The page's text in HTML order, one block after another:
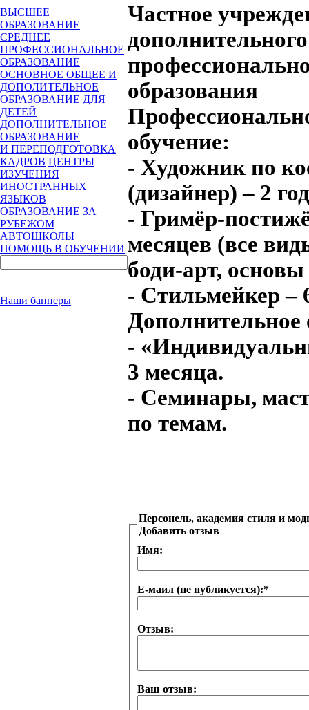
ВЫСШЕЕ
ОБРАЗОВАНИЕ
СРЕДНЕЕ
ПРОФЕССИОНАЛЬНОЕ
ОБРАЗОВАНИЕ
ОСНОВНОЕ ОБЩЕЕ И
ДОПОЛИТЕЛЬНОЕ
ОБРАЗОВАНИЕ ДЛЯ
ДЕТЕЙ
ДОПОЛНИТЕЛЬНОЕ
ОБРАЗОВАНИЕ
И ПЕРЕПОДГОТОВКА
КАДРОВ ЦЕНТРЫ
ИЗУЧЕНИЯ
ИНОСТРАННЫХ
ЯЗЫКОВ
ОБРАЗОВАНИЕ ЗА
РУБЕЖОМ
АВТОШКОЛЫ
ПОМОЩЬ В ОБУЧЕНИИ
Наши баннеры
Частное
дополнительного
образования
обучение:
- Художник по
(дизайнер) – 2
- Гримёр-
месяцев (все
боди-арт,
- Стильмейкер –
Дополнительное
-
3 месяца.
- Семинары,
по темам.
Персонель, академия стиля и
Добавить отзыв
Имя:
Е-маил (не публикуется):*
Отзыв:
Ваш отзыв: